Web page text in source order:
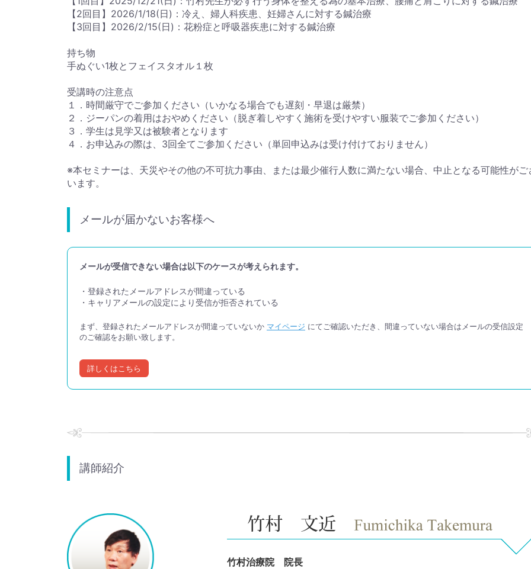
【2回目】2026/1/18(日)：冷え、婦人科疾患、妊婦さんに対する鍼治療
【3回目】2026/2/15(日)：花粉症と呼吸器疾患に対する鍼治療
持ち物
手ぬぐい1枚とフェイスタオル１枚
受講時の注意点
１．時間厳守でご参加ください（いかなる場合でも遅刻・早退は厳禁）
２．ジーパンの着用はおやめください（脱ぎ着しやすく施術を受けやすい服装でご参加ください）
３．学生は見学又は被験者となります
４．お申込みの際は、3回全てご参加ください（単回申込みは受け付けておりません）
※本セミナーは、天災やその他の不可抗力事由、または最少催行人数に満たない場合、中止となる可能性がご
います。
メールが届かないお客様へ
メールが受信できない場合は以下のケースが考えられます。
・登録されたメールアドレスが間違っている
・キャリアメールの設定により受信が拒否されている
まず、登録されたメールアドレスが間違っていないか マイページ にてご確認いただき、間違っていない場合はメールの受信設定
のご確認をお願い致します。
詳しくはこちら
講師紹介
竹村治療院 院長